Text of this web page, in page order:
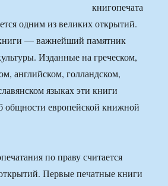
книгопечата
одним из великих открытий.
— важнейший памятник
Изданные на греческом,
английском, голландском,
языках эти книги
общности европейской книжной
по праву считается
Первые печатные книги